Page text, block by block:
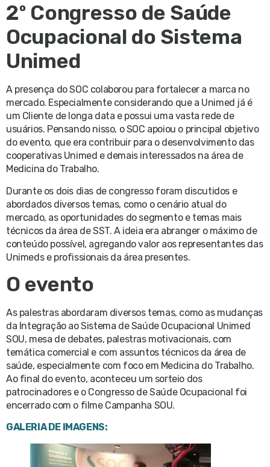
2º Congresso de Saúde
Ocupacional do Sistema
Unimed
A presença do SOC colaborou para fortalecer a marca no
mercado. Especialmente considerando que a Unimed já é
um Cliente de longa data e possui uma vasta rede de
usuários. Pensando nisso, o SOC apoiou o principal objetivo
do evento, que era contribuir para o desenvolvimento das
cooperativas Unimed e demais interessados na área de
Medicina do Trabalho.
Durante os dois dias de congresso foram discutidos e
abordados diversos temas, como o cenário atual do
mercado, as oportunidades do segmento e temas mais
técnicos da área de SST. A ideia era abranger o máximo de
conteúdo possível, agregando valor aos representantes das
Unimeds e profissionais da área presentes.
O evento
As palestras abordaram diversos temas, como as mudanças
da Integração ao Sistema de Saúde Ocupacional Unimed
SOU, mesa de debates, palestras motivacionais, com
temática comercial e com assuntos técnicos da área de
saúde, especialmente com foco em Medicina do Trabalho.
Ao final do evento, aconteceu um sorteio dos
patrocinadores e o Congresso de Saúde Ocupacional foi
encerrado com o filme Campanha SOU.
GALERIA DE IMAGENS: